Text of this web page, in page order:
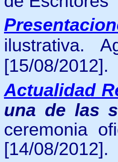
ilustrativa.
[15/08/2012].
Actualidad
una de las
ceremonia
[14/08/2012].